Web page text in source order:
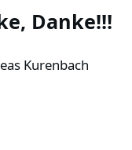
Danke!!!
Kurenbach